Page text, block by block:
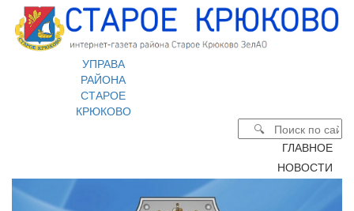
УПРАВА
РАЙОНА
СТАРОЕ
КРЮКОВО
ГЛАВНОЕ
НОВОСТИ